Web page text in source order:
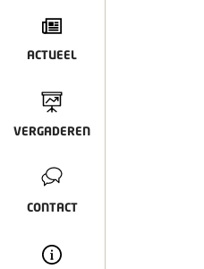
ACTUEEL
VERGADEREN
CONTACT